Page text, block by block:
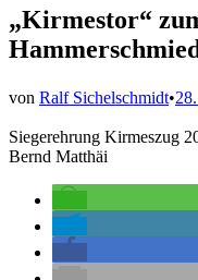
„Kirmestor“
von Ralf Sichelschmidt•
Siegerehrung Kirmeszug
Bernd Matthäi